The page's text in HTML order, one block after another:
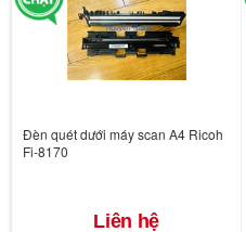
Đèn quét dưới máy scan A4 Ricoh
Fi-8170
Liên hệ